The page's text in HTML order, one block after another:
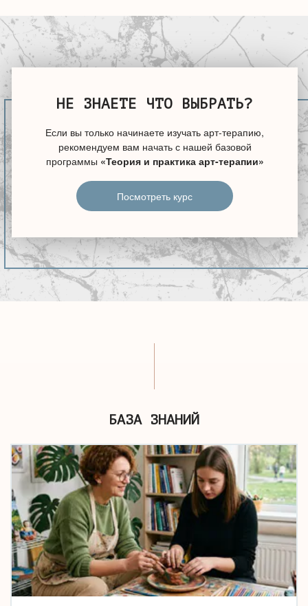
НЕ ЗНАЕТЕ ЧТО ВЫБРАТЬ?
Если вы только начинаете изучать арт-терапию,
рекомендуем вам начать с нашей базовой
программы «Теория и практика арт-терапии»
Посмотреть курс
БАЗА ЗНАНИЙ